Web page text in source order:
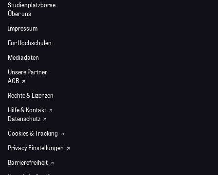
Studienplatzbörse
Über uns
Impressum
Für Hochschulen
Mediadaten
Unsere Partner
AGB
Rechte & Lizenzen
Hilfe & Kontakt
Datenschutz
Cookies & Tracking
Privacy Einstellungen
Barrierefreiheit